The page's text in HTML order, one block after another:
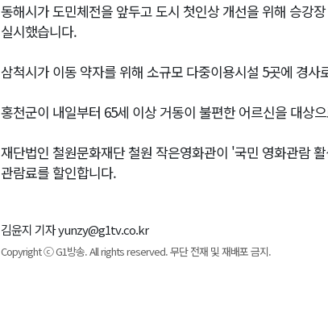
동해시가 도민체전을 앞두고 도시 첫인상 개선을 위해 승강
실시했습니다.
삼척시가 이동 약자를 위해 소규모 다중이용시설 5곳에 경
홍천군이 내일부터 65세 이상 거동이 불편한 어르신을 대상
재단법인 철원문화재단 철원 작은영화관이 '국민 영화관람
관람료를 할인합니다.
김윤지 기자 yunzy@g1tv.co.kr
Copyright ⓒ G1방송. All rights reserved. 무단 전재 및 재배포 금지.